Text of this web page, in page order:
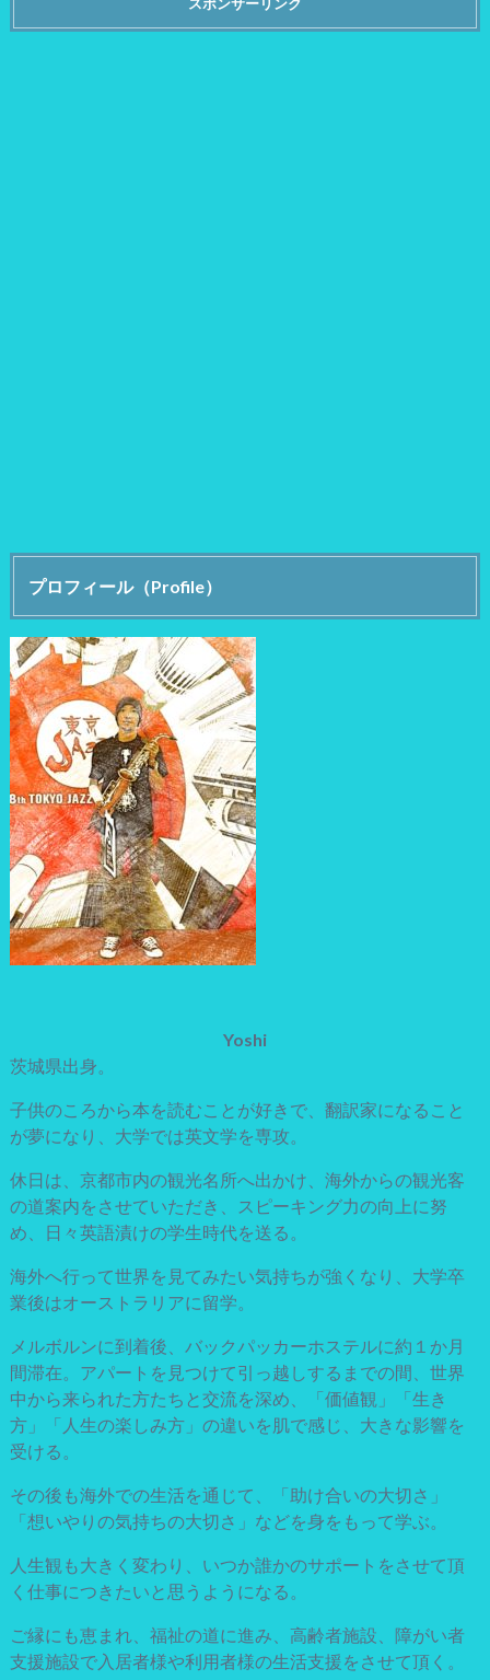
プロフィール（Profile）
Yoshi
茨城県出身。
子供のころから本を読むことが好きで、翻訳家になること
が夢になり、大学では英文学を専攻。
休日は、京都市内の観光名所へ出かけ、海外からの観光客
の道案内をさせていただき、スピーキング力の向上に努
め、日々英語漬けの学生時代を送る。
海外へ行って世界を見てみたい気持ちが強くなり、大学卒
業後はオーストラリアに留学。
メルボルンに到着後、バックパッカーホステルに約１か月
間滞在。アパートを見つけて引っ越しするまでの間、世界
中から来られた方たちと交流を深め、「価値観」「生き
方」「人生の楽しみ方」の違いを肌で感じ、大きな影響を
受ける。
その後も海外での生活を通じて、「助け合いの大切さ」
「想いやりの気持ちの大切さ」などを身をもって学ぶ。
人生観も大きく変わり、いつか誰かのサポートをさせて頂
く仕事につきたいと思うようになる。
ご縁にも恵まれ、福祉の道に進み、高齢者施設、障がい者
支援施設で入居者様や利用者様の生活支援をさせて頂く。